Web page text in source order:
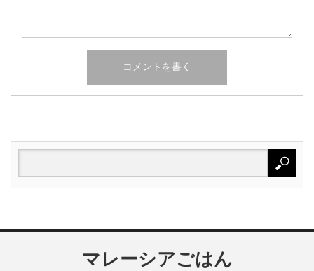
マレーシアごはん